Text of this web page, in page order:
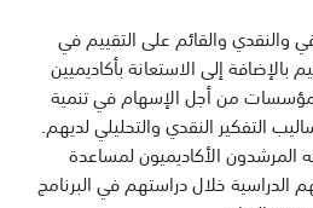
والنقدي والقائم على التقييم في
بالإضافة إلى الاستعانة بأكاديميين
من أجل الإسهام في تنمية
التفكير النقدي والتحليلي لديهم.
المرشدون الأكاديميون لمساعدة
خلال دراستهم في البرنامج